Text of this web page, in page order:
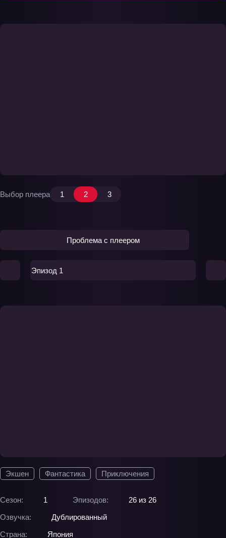
Экшен Фантастика Приключения
Сезон: 1 Эпизодов:
26 из 26
Озвучка:
Дублированный
Страна:
Япония
Выбор плеера 1 2 3
Проблема с плеером
Эпизод 1